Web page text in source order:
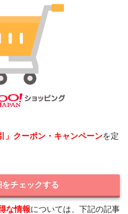
」クーポン・キャンペーンを定
チェックする
な情報については、下記の記事